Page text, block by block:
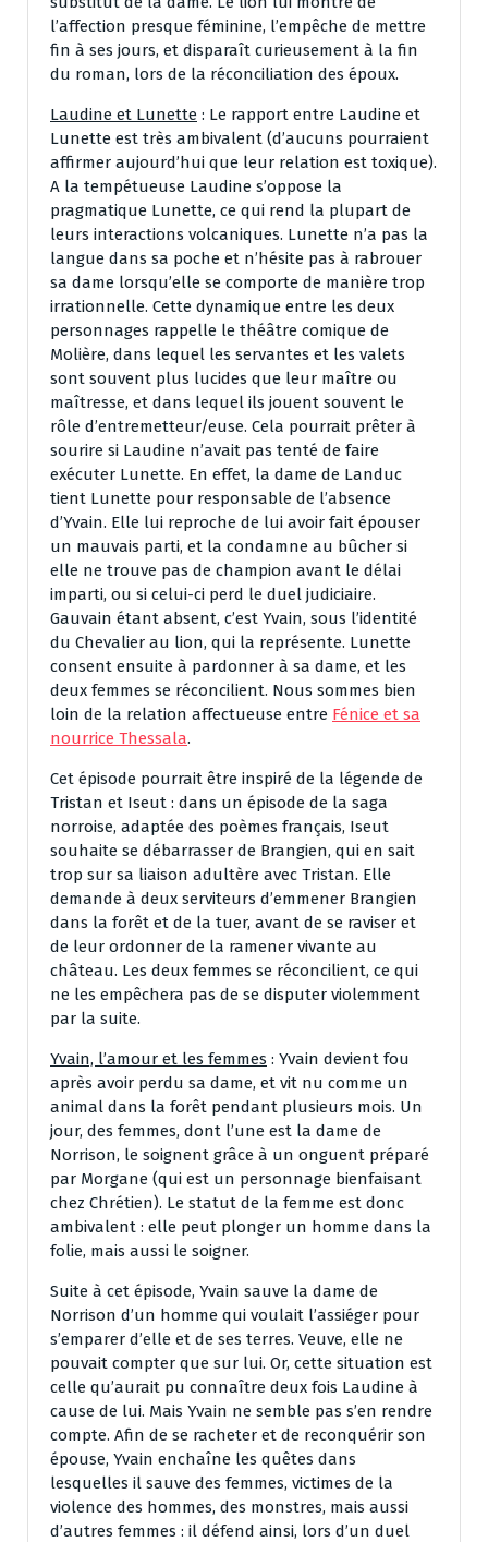
l’affection presque féminine, l’empêche de mettre
fin à ses jours, et disparaît curieusement à la fin
du roman, lors de la réconciliation des époux.
Laudine et Lunette : Le rapport entre Laudine et
Lunette est très ambivalent (d’aucuns pourraient
affirmer aujourd’hui que leur relation est toxique).
A la tempétueuse Laudine s’oppose la
pragmatique Lunette, ce qui rend la plupart de
leurs interactions volcaniques. Lunette n’a pas la
langue dans sa poche et n’hésite pas à rabrouer
sa dame lorsqu’elle se comporte de manière trop
irrationnelle. Cette dynamique entre les deux
personnages rappelle le théâtre comique de
Molière, dans lequel les servantes et les valets
sont souvent plus lucides que leur maître ou
maîtresse, et dans lequel ils jouent souvent le
rôle d’entremetteur/euse. Cela pourrait prêter à
sourire si Laudine n’avait pas tenté de faire
exécuter Lunette. En effet, la dame de Landuc
tient Lunette pour responsable de l’absence
d’Yvain. Elle lui reproche de lui avoir fait épouser
un mauvais parti, et la condamne au bûcher si
elle ne trouve pas de champion avant le délai
imparti, ou si celui-ci perd le duel judiciaire.
Gauvain étant absent, c’est Yvain, sous l’identité
du Chevalier au lion, qui la représente. Lunette
consent ensuite à pardonner à sa dame, et les
deux femmes se réconcilient. Nous sommes bien
loin de la relation affectueuse entre Fénice et sa
nourrice Thessala.
Cet épisode pourrait être inspiré de la légende de
Tristan et Iseut : dans un épisode de la saga
norroise, adaptée des poèmes français, Iseut
souhaite se débarrasser de Brangien, qui en sait
trop sur sa liaison adultère avec Tristan. Elle
demande à deux serviteurs d’emmener Brangien
dans la forêt et de la tuer, avant de se raviser et
de leur ordonner de la ramener vivante au
château. Les deux femmes se réconcilient, ce qui
ne les empêchera pas de se disputer violemment
par la suite.
Yvain, l’amour et les femmes : Yvain devient fou
après avoir perdu sa dame, et vit nu comme un
animal dans la forêt pendant plusieurs mois. Un
jour, des femmes, dont l’une est la dame de
Norrison, le soignent grâce à un onguent préparé
par Morgane (qui est un personnage bienfaisant
chez Chrétien). Le statut de la femme est donc
ambivalent : elle peut plonger un homme dans la
folie, mais aussi le soigner.
Suite à cet épisode, Yvain sauve la dame de
Norrison d’un homme qui voulait l’assiéger pour
s’emparer d’elle et de ses terres. Veuve, elle ne
pouvait compter que sur lui. Or, cette situation est
celle qu’aurait pu connaître deux fois Laudine à
cause de lui. Mais Yvain ne semble pas s’en rendre
compte. Afin de se racheter et de reconquérir son
épouse, Yvain enchaîne les quêtes dans
lesquelles il sauve des femmes, victimes de la
violence des hommes, des monstres, mais aussi
d’autres femmes : il défend ainsi, lors d’un duel